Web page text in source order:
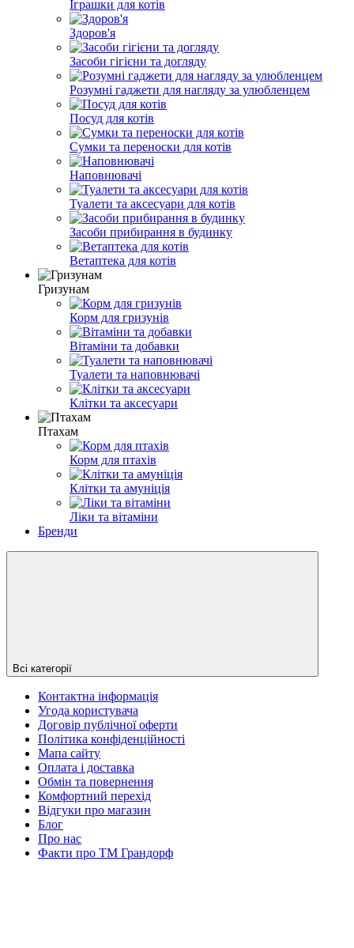
Іграшки для котів
Здоров'я
Засоби гігієни та догляду
Розумні гаджети для нагляду за улюбленцем
Посуд для котів
Сумки та переноски для котів
Наповнювачі
Туалети та аксесуари для котів
Засоби прибирання в будинку
Ветаптека для котів
Гризунам
Корм для гризунів
Вітаміни та добавки
Туалети та наповнювачі
Клітки та аксесуари
Птахам
Корм для птахів
Клітки та амуніція
Ліки та вітаміни
Бренди
Всі категорії
Контактна інформація
Угода користувача
Договір публічної оферти
Політика конфіденційності
Мапа сайту
Оплата і доставка
Обмін та повернення
Комфортний перехід
Відгуки про магазин
Блог
Про нас
Факти про TM Грандорф